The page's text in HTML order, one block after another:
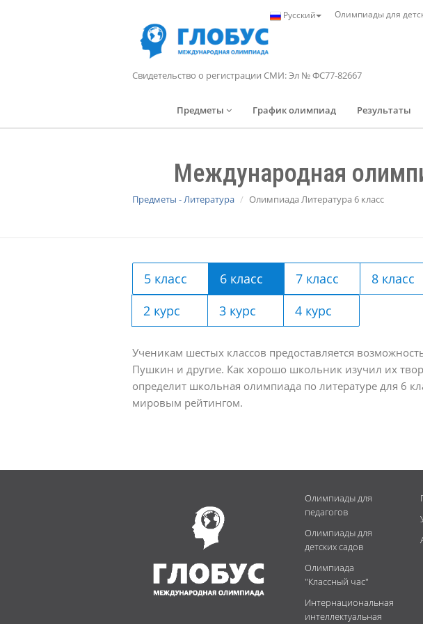
Русский Олимпиады для
Свидетельство о регистрации СМИ: Эл № ФС77-82667
Предметы График олимпиад Результаты
Международная
Предметы - Литература Олимпиада Литература 6 класс
5 класс 6 класс 7 класс 8 класс
2 курс
3 курс 4 курс
Ученикам шестых классов предоставляется
Пушкин и другие. Как хорошо школьник изучил их
определит школьная олимпиада по литературе для 6
мировым рейтингом.
Олимпиады для
педагогов
Олимпиады для
детских садов
Олимпиада
"Классный час"
Интернациональная
интеллектуальная